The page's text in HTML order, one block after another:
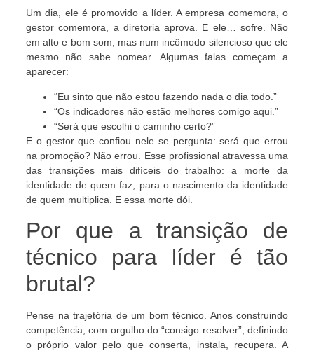
Um dia, ele é promovido a líder. A empresa comemora, o
gestor comemora, a diretoria aprova. E ele… sofre. Não
em alto e bom som, mas num incômodo silencioso que ele
mesmo não sabe nomear. Algumas falas começam a
aparecer:
“Eu sinto que não estou fazendo nada o dia todo.”
“Os indicadores não estão melhores comigo aqui.”
“Será que escolhi o caminho certo?”
E o gestor que confiou nele se pergunta: será que errou
na promoção? Não errou. Esse profissional atravessa uma
das transições mais difíceis do trabalho: a morte da
identidade de quem faz, para o nascimento da identidade
de quem multiplica. E essa morte dói.
Por que a transição de
técnico para líder é tão
brutal?
Pense na trajetória de um bom técnico. Anos construindo
competência, com orgulho do “consigo resolver”, definindo
o próprio valor pelo que conserta, instala, recupera. A